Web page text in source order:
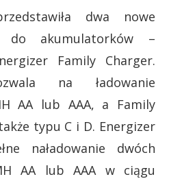
dwa nowe
do akumulatorków –
Family Charger.
na ładowanie
AA lub AAA, a Family
typu C i D. Energizer
naładowanie dwóch
AA lub AAA w ciągu